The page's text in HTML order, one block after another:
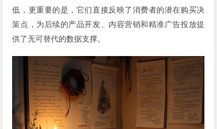
低，更重要的是，它们直接反映了消费者的潜在购买决
策点，为后续的产品开发、内容营销和精准广告投放提
供了无可替代的数据支撑。